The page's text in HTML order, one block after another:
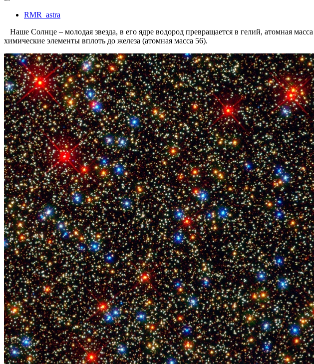
RMR_astra
Наше Солнце – молодая звезда, в его ядре водород превращается в гелий, атомная
химические элементы вплоть до железа (атомная масса 56).